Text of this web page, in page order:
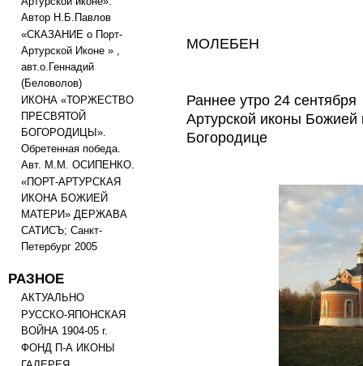
Автор Н.Б.Павлов
«СКАЗАНИЕ о Порт-
Артурской Иконе » ,
авт.о.Геннадий
(Беловолов)
ИКОНА «ТОРЖЕСТВО
ПРЕСВЯТОЙ
БОГОРОДИЦЫ».
Обретенная победа.
Авт. М.М. ОСИПЕНКО.
«ПОРТ-АРТУРСКАЯ
ИКОНА БОЖИЕЙ
МАТЕРИ» ДЕРЖАВА
САТИСЪ; Санкт-
Петербург 2005
РАЗНОЕ
АКТУАЛЬНО
РУССКО-ЯПОНСКАЯ
ВОЙНА 1904-05 г.
ФОНД П-А ИКОНЫ
МОЛЕБЕН
Раннее утро 24
Артурской иконы
Богородице